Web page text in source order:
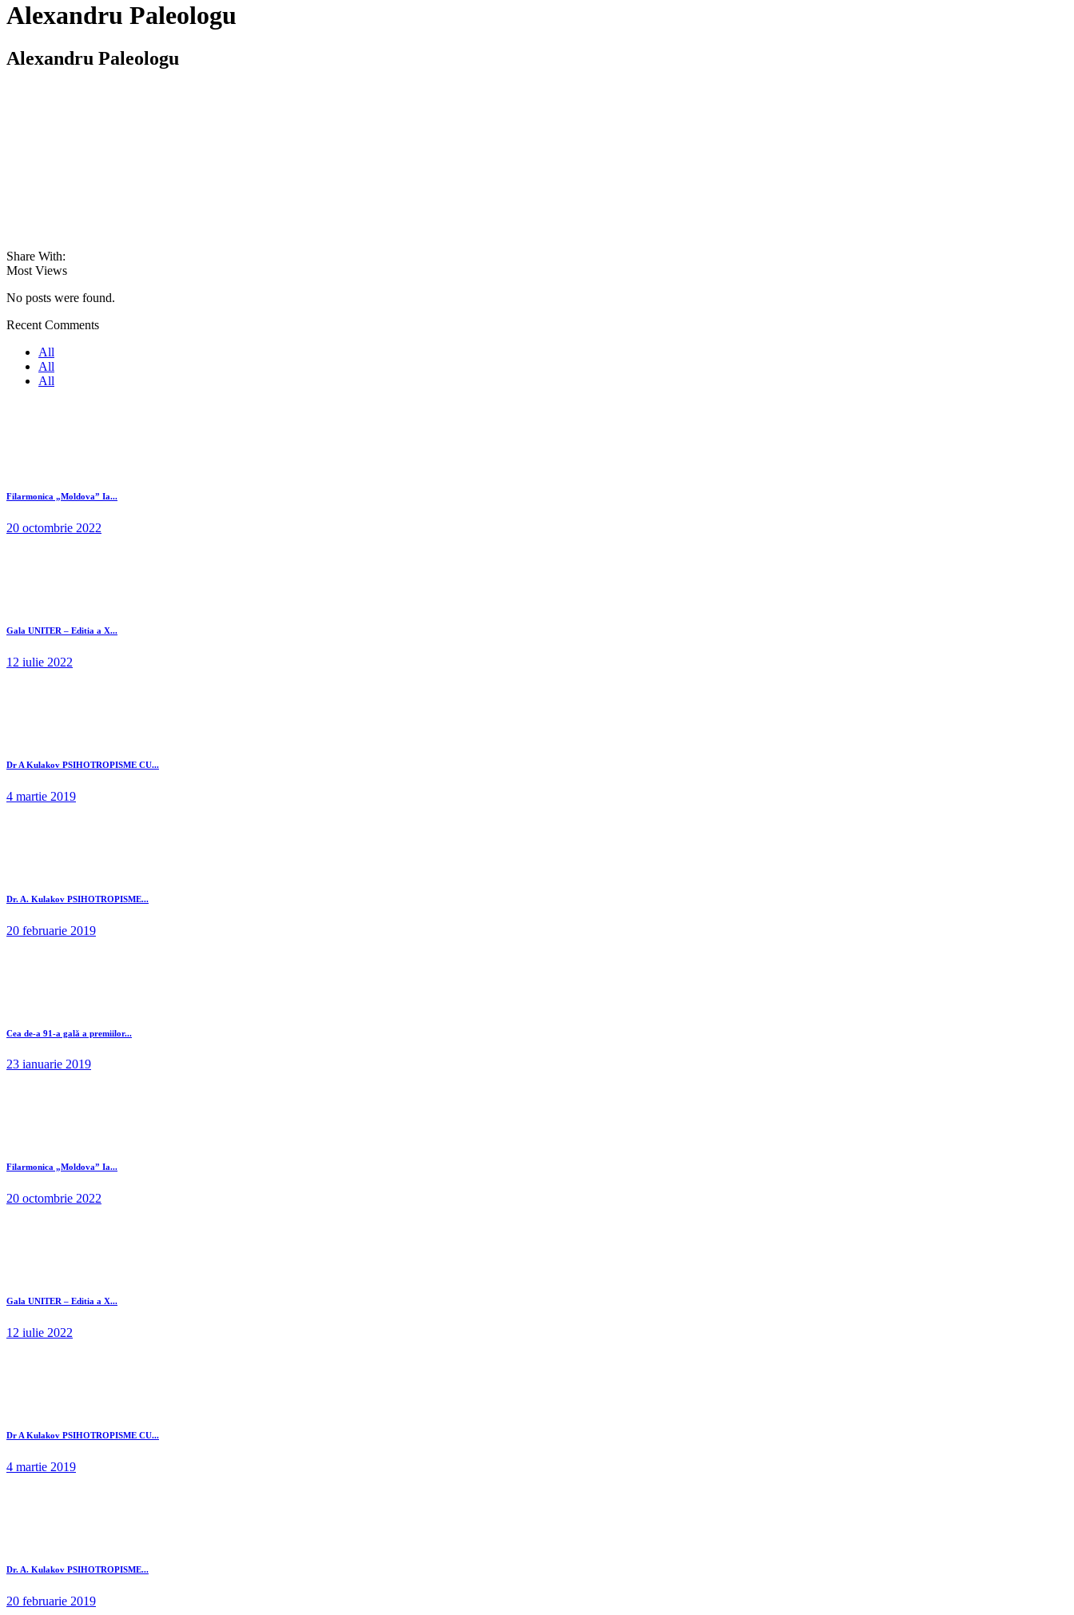
Alexandru Paleologu
Alexandru Paleologu
Share With:
Most Views
No posts were found.
Recent Comments
All
All
All
Filarmonica „Moldova” Ia...
20 octombrie 2022
Gala UNITER – Editia a X...
12 iulie 2022
Dr A Kulakov PSIHOTROPISME CU...
4 martie 2019
Dr. A. Kulakov PSIHOTROPISME...
20 februarie 2019
Cea de-a 91-a gală a premiilor...
23 ianuarie 2019
Filarmonica „Moldova” Ia...
20 octombrie 2022
Gala UNITER – Editia a X...
12 iulie 2022
Dr A Kulakov PSIHOTROPISME CU...
4 martie 2019
Dr. A. Kulakov PSIHOTROPISME...
20 februarie 2019